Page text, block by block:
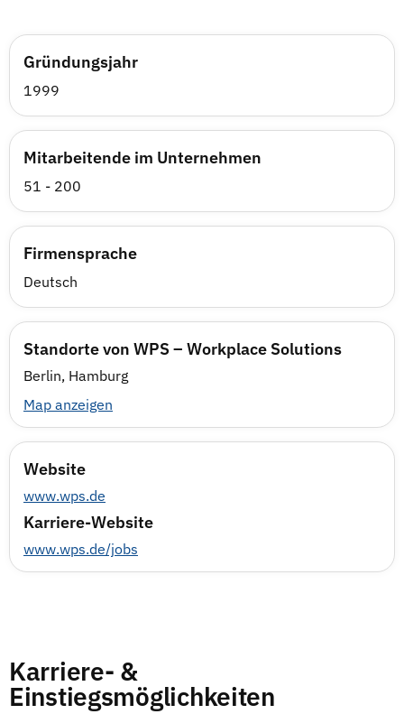
Gründungsjahr
1999
Mitarbeitende im Unternehmen
51 - 200
Firmensprache
Deutsch
Standorte von WPS – Workplace Solutions
Berlin, Hamburg
Map anzeigen
Website
www.wps.de
Karriere-Website
www.wps.de/jobs
Karriere- &
Einstiegsmöglichkeiten